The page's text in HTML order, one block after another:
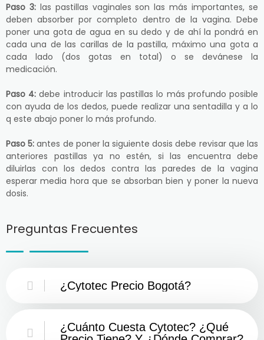
Paso 3:las pastillas vaginales son las más importantes, se
deben absorber por completo dentro de la vagina. Debe
poner una gota de agua en su dedo y de ahí la pondrá en
cada una de las carillas de la pastilla, máximo una gota a
cada lado (dos gotas en total) o se devánese la
medicación.
Paso 4: debe introducir las pastillas lo más profundo posible
con ayuda de los dedos, puede realizar una sentadilla y a lo
q este abajo poner lo más profundo.
Paso 5: antes de poner la siguiente dosis debe revisar que las
anteriores pastillas ya no estén, si las encuentra debe
diluirlas con los dedos contra las paredes de la vagina
esperar media hora que se absorban bien y poner la nueva
dosis.
Preguntas Frecuentes
¿Cytotec Precio Bogotá?
¿Cuánto Cuesta Cytotec? ¿Qué